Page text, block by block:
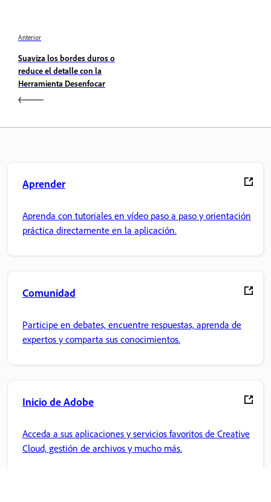
Anterior
Suaviza los bordes duros o
reduce el detalle con la
Herramienta Desenfocar
Aprender
Aprenda con tutoriales en vídeo paso a paso y orientación
práctica directamente en la aplicación.
Comunidad
Participe en debates, encuentre respuestas, aprenda de
expertos y comparta sus conocimientos.
Inicio de Adobe
Acceda a sus aplicaciones y servicios favoritos de Creative
Cloud, gestión de archivos y mucho más.